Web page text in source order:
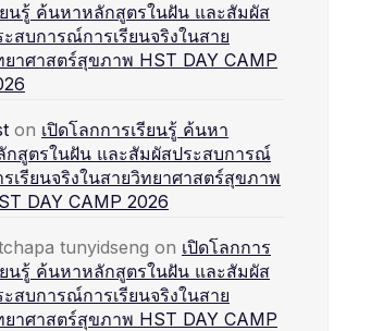
ยนรู้ ค้นหาหลักสูตรในฝัน และสัมผัส
ะสบการณ์การเรียนจริงในสาย
ยาศาสตร์สุขภาพ HST DAY CAMP
on เปิดโลกการเรียนรู้ ค้นหา
กสูตรในฝัน และสัมผัสประสบการณ์
รเรียนจริงในสายวิทยาศาสตร์สุขภาพ
DAY CAMP 2026
tunyidseng on เปิดโลกการ
ยนรู้ ค้นหาหลักสูตรในฝัน และสัมผัส
ะสบการณ์การเรียนจริงในสาย
ยาศาสตร์สุขภาพ HST DAY CAMP